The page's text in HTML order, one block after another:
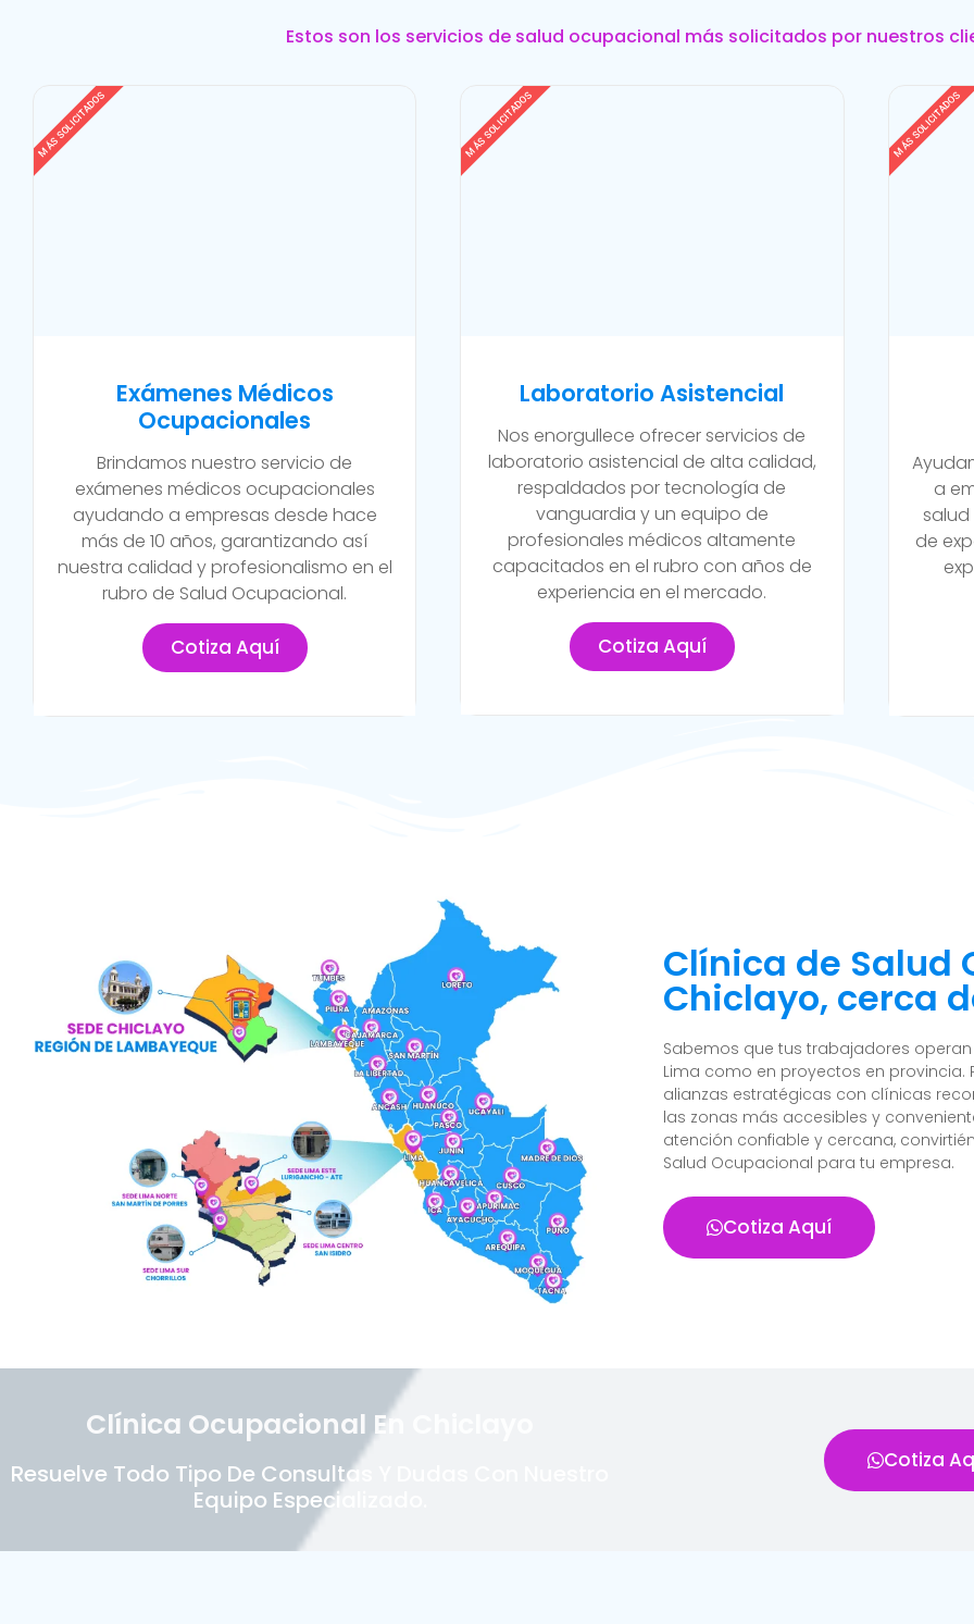
Estos son los servicios de salud ocupacional más solicitados por nuestros
Exámenes Médicos
Ocupacionales
Brindamos nuestro servicio de
exámenes médicos ocupacionales
ayudando a empresas desde hace
más de 10 años, garantizando así
nuestra calidad y profesionalismo en el
rubro de Salud Ocupacional.
Cotiza Aquí
MÁS SOLICITADOS
Laboratorio Asistencial
Nos enorgullece ofrecer servicios de
laboratorio asistencial de alta calidad,
respaldados por tecnología de
vanguardia y un equipo de
profesionales médicos altamente
capacitados en el rubro con años de
experiencia en el mercado.
Cotiza Aquí
MÁS SOLICITADOS
a
de
MÁS SOLICITADOS
Clínica de Salud
Chiclayo, cerca
Sabemos que tus trabajadores
Lima como en proyectos en provincia.
alianzas estratégicas con clínicas
las zonas más accesibles y
atención confiable y cercana,
Salud Ocupacional para tu empresa.
Cotiza Aquí
Clínica Ocupacional En Chiclayo
Resuelve Todo Tipo De Consultas Y Dudas Con Nuestro
Equipo Especializado.
Cotiza